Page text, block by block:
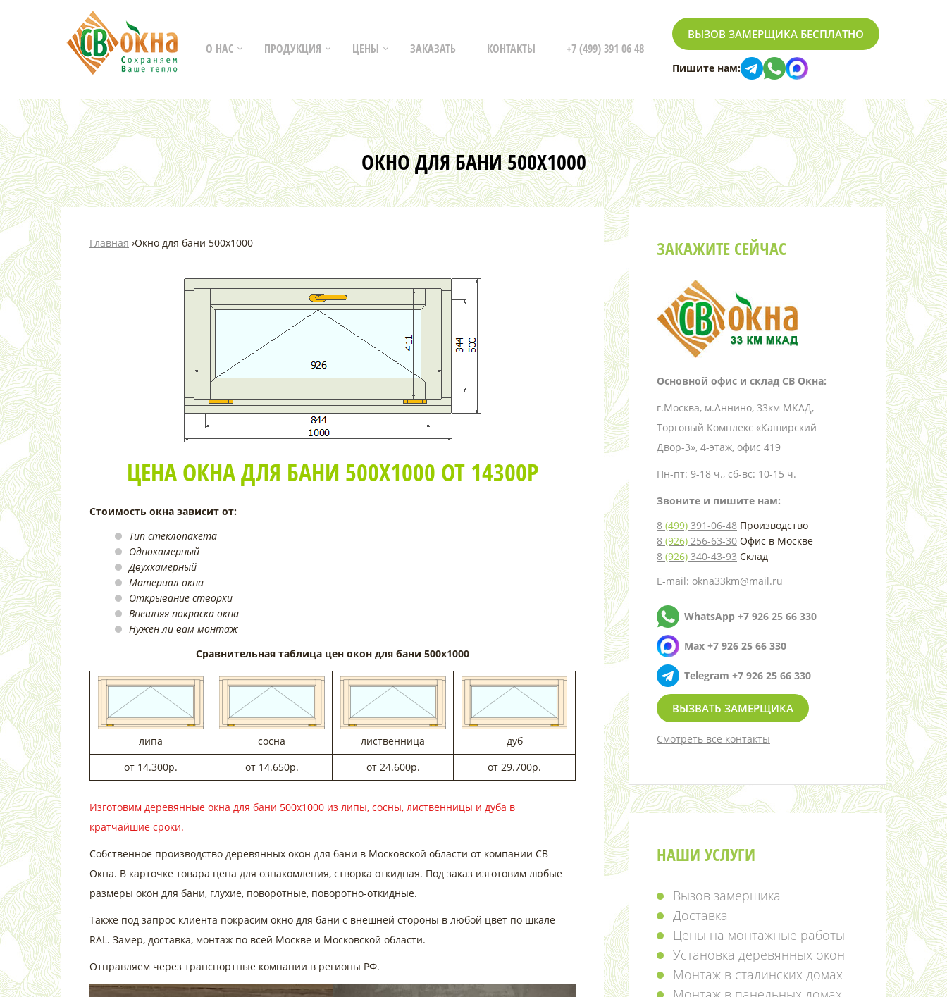
О НАС ПРОДУКЦИЯ ЦЕНЫ ЗАКАЗАТЬ КОНТАКТЫ +7 (499) 391 06 48
ВЫЗОВ ЗАМЕРЩИКА БЕСПЛАТНО
Пишите нам:
ОКНО ДЛЯ БАНИ 500Х1000
Главная ›Окно для бани 500х1000
ЦЕНА ОКНА ДЛЯ БАНИ 500Х1000 ОТ 14300Р
Стоимость окна зависит от:
Тип стеклопакета
Однокамерный
Двухкамерный
Материал окна
Открывание створки
Внешняя покраска окна
Нужен ли вам монтаж
Сравнительная таблица цен окон для бани 500х1000
липа сосна лиственница
дуб
от 14.300р.
от 14.650р. от 24.600р. от 29.700р.
Изготовим деревянные окна для бани 500х1000 из липы, сосны, лиственницы и дуба в
кратчайшие сроки.
Собственное производство деревянных окон для бани в Московской области от компании СВ
Окна. В карточке товара цена для ознакомления, створка откидная. Под заказ изготовим любые
размеры окон для бани, глухие, поворотные, поворотно-откидные.
Также под запрос клиента покрасим окно для бани с внешней стороны в любой цвет по шкале
RAL. Замер, доставка, монтаж по всей Москве и Московской области.
Отправляем через транспортные компании в регионы РФ.
ЗАКАЖИТЕ СЕЙЧАС
Основной офис и склад СВ Окна:
г.Москва, м.Аннино, 33км МКАД,
Торговый Комплекс «Каширский
Двор-3», 4-этаж, офис 419
Пн-пт: 9-18 ч., сб-вс: 10-15 ч.
Звоните и пишите нам:
8 (499) 391-06-48 Производство
8 (926) 256-63-30 Офис в Москве
8 (926) 340-43-93 Склад
E-mail: okna33km@mail.ru
WhatsApp +7 926 25 66 330
Max +7 926 25 66 330
Telegram +7 926 25 66 330
ВЫЗВАТЬ ЗАМЕРЩИКА
Смотреть все контакты
НАШИ УСЛУГИ
Вызов замерщика
Доставка
Цены на монтажные работы
Установка деревянных окон
Монтаж в сталинских домах